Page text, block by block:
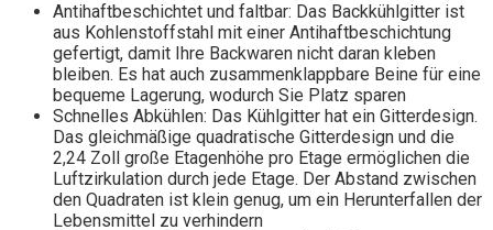
Antihaftbeschichtet und faltbar: Das Backkühlgitter ist
aus Kohlenstoffstahl mit einer Antihaftbeschichtung
gefertigt, damit Ihre Backwaren nicht daran kleben
bleiben. Es hat auch zusammenklappbare Beine für eine
bequeme Lagerung, wodurch Sie Platz sparen
Schnelles Abkühlen: Das Kühlgitter hat ein Gitterdesign.
Das gleichmäßige quadratische Gitterdesign und die
2,24 Zoll große Etagenhöhe pro Etage ermöglichen die
Luftzirkulation durch jede Etage. Der Abstand zwischen
den Quadraten ist klein genug, um ein Herunterfallen der
Lebensmittel zu verhindern